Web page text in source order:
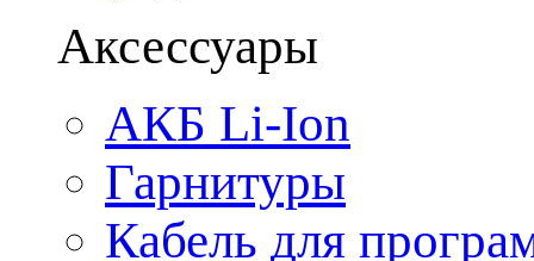
Аксессуары
АКБ Li-Ion
Гарнитуры
Кабель для